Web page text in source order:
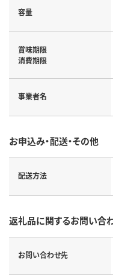
容量
賞味期限
消費期限
事業者名
お申込み・配送・その他
配送方法
返礼品に関するお問い合
お問い合わせ先